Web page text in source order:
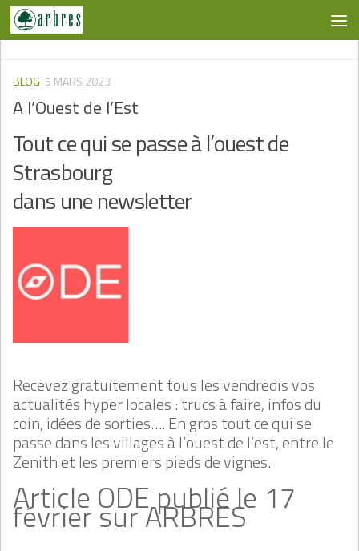
Skip to content
BLOG 5 MARS 2023
A l’Ouest de l’Est
Tout ce qui se passe à l’ouest de
Strasbourg
dans une newsletter
Recevez gratuitement tous les vendredis vos
actualités hyper locales : trucs à faire, infos du
coin, idées de sorties…. En gros tout ce qui se
passe dans les villages à l’ouest de l’est, entre le
Zenith et les premiers pieds de vignes.
Article ODE publié le 17
février sur ARBRES